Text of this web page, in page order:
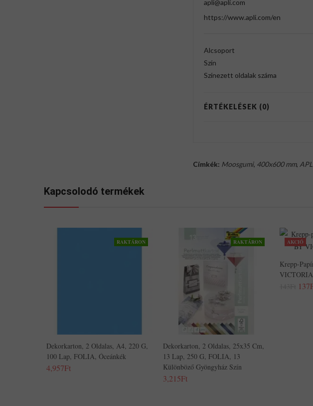
apli@apli.com
https://www.apli.com/en
Alcsoport
Szín
Színezett oldalak száma
ÉRTÉKELÉSEK (0)
Címkék: Moosgumi, 400x600 mm,
Kapcsolodó termékek
RAKTÁRON
Dekorkarton, 2 Oldalas, A4, 220 G,
100 Lap, FOLIA, Óceánkék
4,957Ft
RAKTÁRON
Dekorkarton, 2 Oldalas, 25x35 Cm,
13 Lap, 250 G, FOLIA, 13
Különböző Gyöngyház Szín
3,215Ft
AKCIÓ
Krepp-